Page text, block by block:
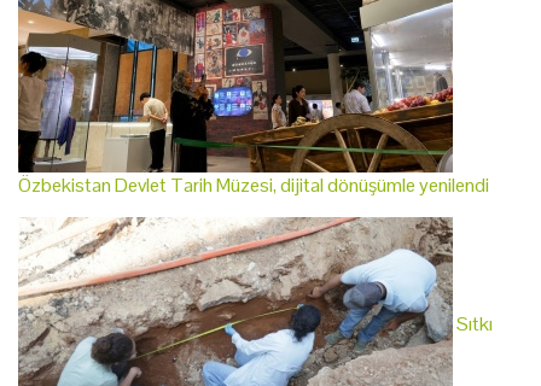
Özbekistan Devlet Tarih Müzesi, dijital dönüşümle yenilendi
Sıtkı